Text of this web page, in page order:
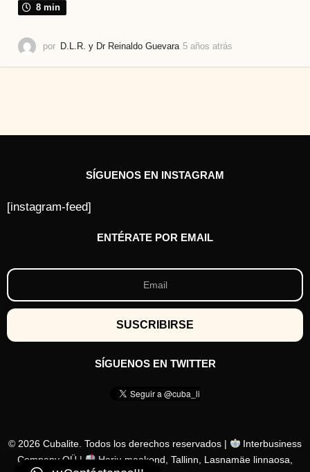
8 min
por D.L.R. y Dr Reinaldo Guevara 5 años atrás
r
SÍGUENOS EN INSTAGRAM
[instagram-feed]
ENTÉRATE POR EMAIL
SÍGUENOS EN TWITTER
© 2026 Cubalite. Todos los derechos reservados |
Interbusiness
Company OÜ |
Harju maakond, Tallinn, Lasnamäe linnaosa,